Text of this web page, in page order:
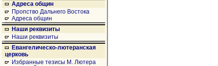
Адреса общин
Пропство Дальнего Востока
Адреса общин
Наши реквизиты
Наши реквизиты
Евангелическо-лютеранская
церковь
Избранные тезисы М. Лютера